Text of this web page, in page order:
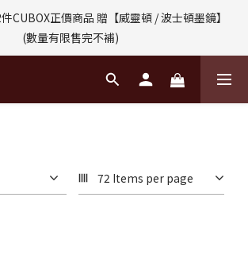
CUBOX正價商品 贈【威靈頓 / 波士頓墨鏡】
(數量有限售完不補)
CUBOX正價商品 贈【威靈頓 / 波士頓墨鏡】
(數量有限售完不補)
8/31 | 國際包裏滿$3500即享免運
10 | 全館任選3件 贈 $188購物金
CUBOX正價商品 贈【威靈頓 / 波士頓墨鏡】
72 Items per page